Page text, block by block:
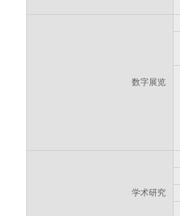
数字展览
学术研究